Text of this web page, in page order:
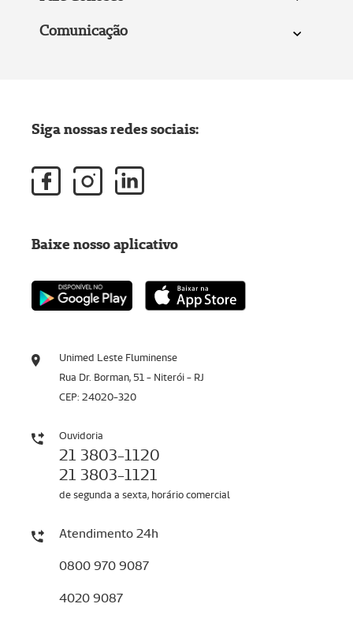
Comunicação
Unimed Leste Fluminense
Rua Dr. Borman, 51 - Niterói - RJ
CEP: 24020-320
Ouvidoria
21 3803-1120
21 3803-1121
de segunda a sexta, horário comercial
Atendimento 24h
0800 970 9087
4020 9087
Siga nossas redes sociais:
Baixe nosso aplicativo